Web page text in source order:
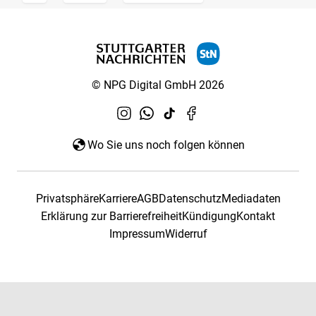
© NPG Digital GmbH 2026
Wo Sie uns noch folgen können
PrivatsphäreKarriereAGBDatenschutzMediadaten
Erklärung zur BarrierefreiheitKündigungKontakt
ImpressumWiderruf